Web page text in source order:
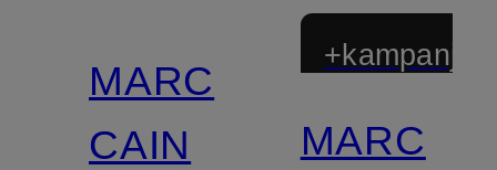
MARC
CAIN
MARC